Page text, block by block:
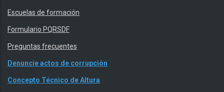
Escuelas de formación
Formulario PQRSDF
Preguntas frecuentes
Denuncie actos de corrupción
Concepto Técnico de Altura